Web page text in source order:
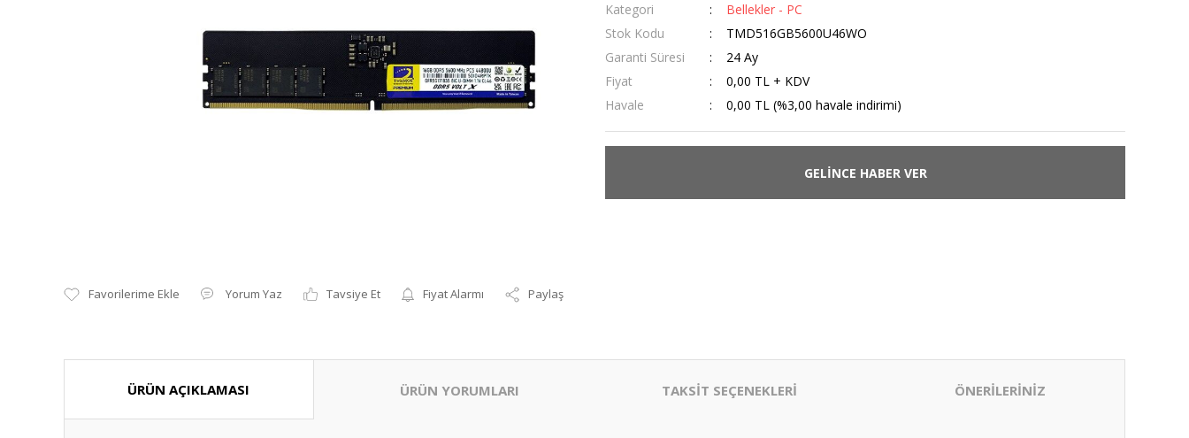
Yorum Yaz Tavsiye Et Fiyat Alarmı Paylaş
Kategori
Bellekler - PC
Stok Kodu
TMD516GB5600U46WO
Garanti Süresi
24 Ay
Fiyat
0,00 TL + KDV
Havale
0,00 TL (%3,00 havale indirimi)
GELİNCE HABER VER
ÜRÜN AÇIKLAMASI ÜRÜN YORUMLARI TAKSİT SEÇENEKLERİ ÖNERİLERİNİZ